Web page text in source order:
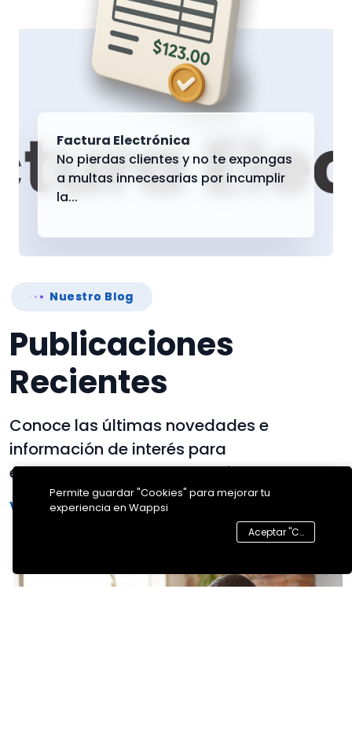
Factura Electrónica
No pierdas clientes y no te expongas
a multas innecesarias por incumplir
la...
Nuestro Blog
Publicaciones
Recientes
Conoce las últimas novedades e
información de interés para
emprendedores y empresarios
Ver todas las publicaciones
Permite guardar "Cookies" para mejorar tu
experiencia en Wappsi
Aceptar "Cookies"